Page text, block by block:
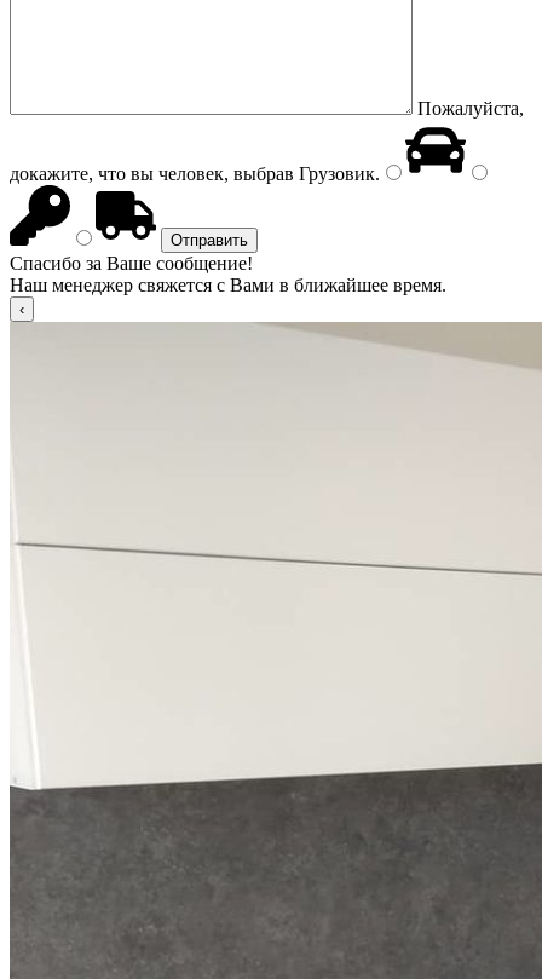
Пожалуйста,
докажите, что вы человек, выбрав Грузовик.
Спасибо за Ваше сообщение!
Наш менеджер свяжется с Вами в ближайшее время.